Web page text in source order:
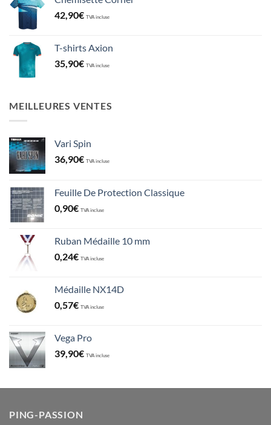
42,90€ TVA incluse
T-shirts Axion
35,90€ TVA incluse
MEILLEURES VENTES
Vari Spin
36,90€ TVA incluse
Feuille De Protection Classique
0,90€ TVA incluse
Ruban Médaille 10 mm
0,24€ TVA incluse
Médaille NX14D
0,57€ TVA incluse
Vega Pro
39,90€ TVA incluse
PING-PASSION